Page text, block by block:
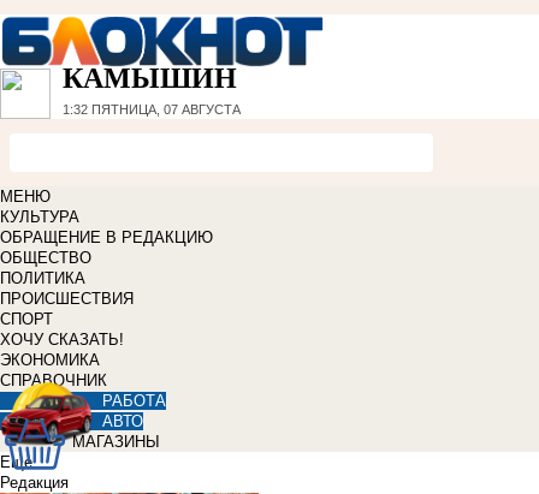
КАМЫШИН
1:32 ПЯТНИЦА, 07 АВГУСТА
МЕНЮ
КУЛЬТУРА
ОБРАЩЕНИЕ В РЕДАКЦИЮ
ОБЩЕСТВО
ПОЛИТИКА
ПРОИСШЕСТВИЯ
СПОРТ
ХОЧУ СКАЗАТЬ!
ЭКОНОМИКА
СПРАВОЧНИК
РАБОТА
АВТО
МАГАЗИНЫ
Еще
Редакция